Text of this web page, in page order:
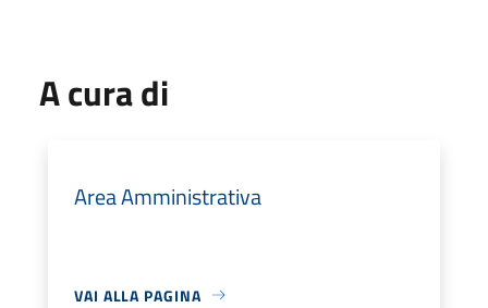
A cura di
Area Amministrativa
VAI ALLA PAGINA